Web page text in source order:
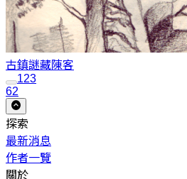
古鎮謎藏陳客
123
62
探索
最新消息
作者一覽
關於